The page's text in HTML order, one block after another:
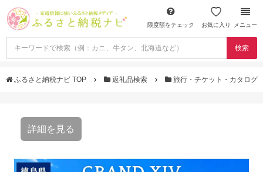
限度額をチェック お気に入り メニュー
検索
ふるさと納税ナビ TOP 返礼品検索 旅行・チケット・カタログ
詳細を見る